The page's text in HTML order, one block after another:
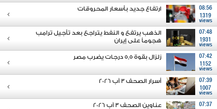
08:56
1319
views
ارتفاع جديد بأسعار المحروقات
07:48
1931
views
الذهب يرتفع و النفط يتراجع بعد تأجيل ترامب
هجوماً على إيران
07:42
1152
views
زلزال بقوة 5,5 درجات يضرب مصر
07:39
1007
views
أسرار الصحف 3 آب 2026
07:37
عناوين الصحف 3 آب 2026